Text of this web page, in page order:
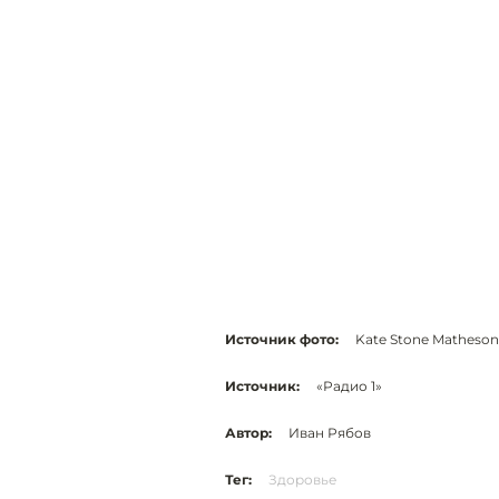
Источник фото: Kate Stone Matheson
Источник: «Радио 1»
Автор: Иван Рябов
Тег: Здоровье